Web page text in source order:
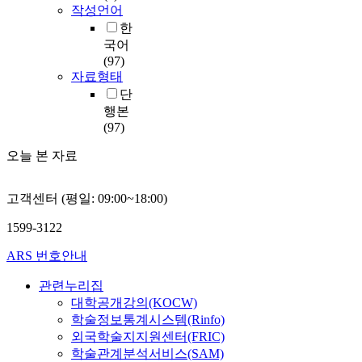
작성언어
한
국어
(97)
자료형태
단
행본
(97)
오늘 본 자료
고객센터 (평일: 09:00~18:00)
1599-3122
ARS 번호안내
관련누리집
대학공개강의(KOCW)
학술정보통계시스템(Rinfo)
외국학술지지원센터(FRIC)
학술관계분석서비스(SAM)